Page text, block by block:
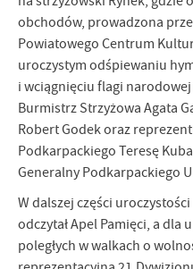
obchodów, prowadzona
Powiatowego Centrum
uroczystym odśpiewaniu
i wciągnięciu flagi narodowej
Burmistrz Strzyżowa Agata
Robert Godek oraz
Podkarpackiego Teresę
Generalny Podkarpackiego
W dalszej części
odczytał Apel Pamięci, a
poległych w walkach o